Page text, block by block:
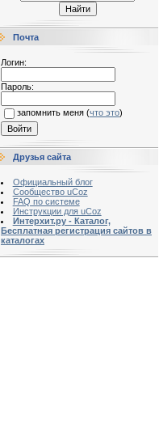
Почта
Логин:
Пароль:
запомнить меня (что это)
Друзья сайта
Официальный блог
Сообщество uCoz
FAQ по системе
Инструкции для uCoz
Интерхит.ру - Каталог,
Бесплатная регистрация сайтов в
каталогах